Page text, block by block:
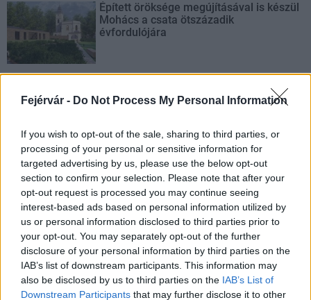
Fejérvár - Do Not Process My Personal Information
If you wish to opt-out of the sale, sharing to third parties, or
processing of your personal or sensitive information for
targeted advertising by us, please use the below opt-out
section to confirm your selection. Please note that after your
opt-out request is processed you may continue seeing
interest-based ads based on personal information utilized by
us or personal information disclosed to third parties prior to
your opt-out. You may separately opt-out of the further
disclosure of your personal information by third parties on the
IAB’s list of downstream participants. This information may
also be disclosed by us to third parties on the IAB’s List of
Downstream Participants that may further disclose it to other
Épített öröksége megújításával is készül
Mohács a csata ötszázadik
évfordulójára
Helyi hírek
Amire többmillióan vártunk: szombattól másodfokúra
csökken a riasztás